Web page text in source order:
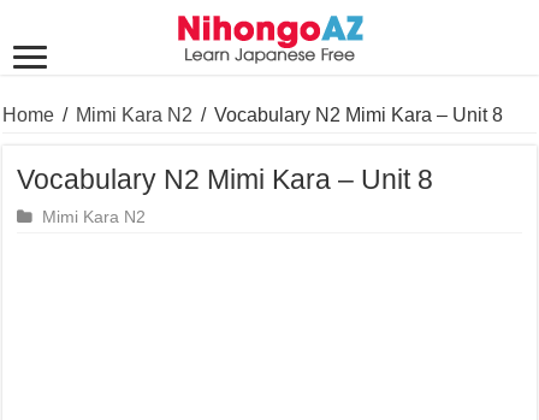
Home / Mimi Kara N2 / Vocabulary N2 Mimi Kara – Unit 8
Vocabulary N2 Mimi Kara – Unit 8
Mimi Kara N2